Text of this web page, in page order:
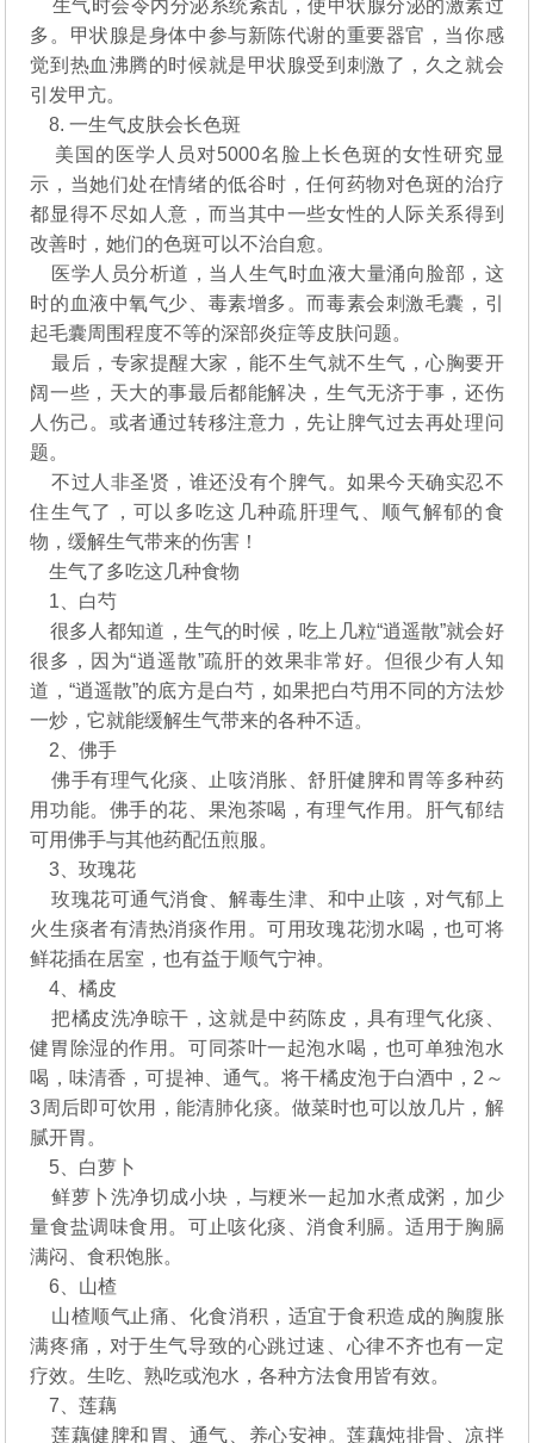
生气时会令内分泌系统紊乱，使甲状腺分泌的激素过
多。甲状腺是身体中参与新陈代谢的重要器官，当你感
觉到热血沸腾的时候就是甲状腺受到刺激了，久之就会
引发甲亢。
8. 一生气皮肤会长色斑
美国的医学人员对5000名脸上长色斑的女性研究显
示，当她们处在情绪的低谷时，任何药物对色斑的治疗
都显得不尽如人意，而当其中一些女性的人际关系得到
改善时，她们的色斑可以不治自愈。
医学人员分析道，当人生气时血液大量涌向脸部，这
时的血液中氧气少、毒素增多。而毒素会刺激毛囊，引
起毛囊周围程度不等的深部炎症等皮肤问题。
最后，专家提醒大家，能不生气就不生气，心胸要开
阔一些，天大的事最后都能解决，生气无济于事，还伤
人伤己。或者通过转移注意力，先让脾气过去再处理问
题。
不过人非圣贤，谁还没有个脾气。如果今天确实忍不
住生气了，可以多吃这几种疏肝理气、顺气解郁的食
物，缓解生气带来的伤害！
生气了多吃这几种食物
1、白芍
很多人都知道，生气的时候，吃上几粒“逍遥散”就会好
很多，因为“逍遥散”疏肝的效果非常好。但很少有人知
道，“逍遥散”的底方是白芍，如果把白芍用不同的方法炒
一炒，它就能缓解生气带来的各种不适。
2、佛手
佛手有理气化痰、止咳消胀、舒肝健脾和胃等多种药
用功能。佛手的花、果泡茶喝，有理气作用。肝气郁结
可用佛手与其他药配伍煎服。
3、玫瑰花
玫瑰花可通气消食、解毒生津、和中止咳，对气郁上
火生痰者有清热消痰作用。可用玫瑰花沏水喝，也可将
鲜花插在居室，也有益于顺气宁神。
4、橘皮
把橘皮洗净晾干，这就是中药陈皮，具有理气化痰、
健胃除湿的作用。可同茶叶一起泡水喝，也可单独泡水
喝，味清香，可提神、通气。将干橘皮泡于白酒中，2～
3周后即可饮用，能清肺化痰。做菜时也可以放几片，解
腻开胃。
5、白萝卜
鲜萝卜洗净切成小块，与粳米一起加水煮成粥，加少
量食盐调味食用。可止咳化痰、消食利膈。适用于胸膈
满闷、食积饱胀。
6、山楂
山楂顺气止痛、化食消积，适宜于食积造成的胸腹胀
满疼痛，对于生气导致的心跳过速、心律不齐也有一定
疗效。生吃、熟吃或泡水，各种方法食用皆有效。
7、莲藕
莲藕健脾和胃、通气、养心安神。莲藕炖排骨、凉拌